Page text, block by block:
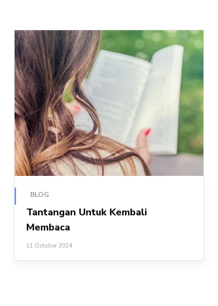
BLOG
Tantangan Untuk Kembali
Membaca
11 October 2024